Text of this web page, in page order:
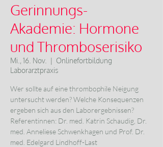
Gerinnungs-
Akademie: Hormone
und Thromboserisiko
Mi., 16. Nov.
  |
Onlinefortbildung
Laborarztpraxis
Wer sollte auf eine thrombophile Neigung
untersucht werden? Welche Konsequenzen
ergeben sich aus den Laborergebnissen?
Referentinnen: Dr. med. Katrin Schaudig, Dr.
med. Anneliese Schwenkhagen und Prof. Dr.
med. Edelgard Lindhoff-Last